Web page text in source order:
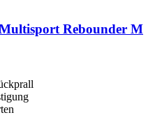
Rebounder M